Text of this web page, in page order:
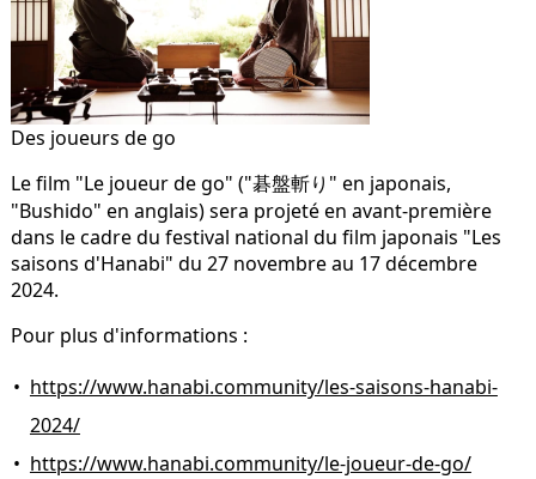
Des joueurs de go
Le film "Le joueur de go" ("碁盤斬り " en japonais,
"Bushido" en anglais) sera projeté en avant-première
dans le cadre du festival national du film japonais "Les
saisons d'Hanabi" du 27 novembre au 17 décembre
2024.
Pour plus d'informations :
https://www.hanabi.community/les-saisons-hanabi-
2024/
https://www.hanabi.community/le-joueur-de-go/